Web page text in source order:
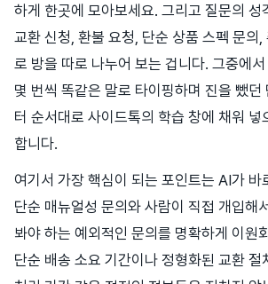
하게 한곳에 모아보세요. 그리고 질문의 성
교환 신청, 환불 요청, 단순 상품 스펙 문의,
로 방을 따로 나누어 보는 겁니다. 그중에
몇 번씩 똑같은 말로 타이핑하며 진을 뺐던
터 순서대로 사이드톡의 학습 창에 채워 넣
합니다.
여기서 가장 핵심이 되는 포인트는 AI가 바
단순 매뉴얼성 문의와 사람이 직접 개입해
봐야 하는 예외적인 문의를 명확하게 이원
단순 배송 소요 기간이나 정형화된 교환 절